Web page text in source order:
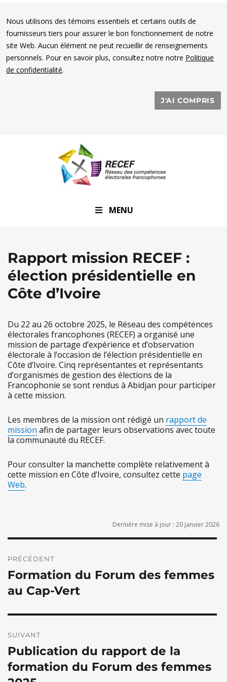
Nous utilisons des témoins essentiels et certains outils de
fournisseurs tiers pour assurer le bon fonctionnement de notre
site Web. Aucun élément ne peut recueillir de renseignements
personnels. Pour en savoir plus, consultez notre notre Politique
de confidentialité.
J'AI COMPRIS
Rapport mission RECEF :
élection présidentielle en
Côte d’Ivoire
Du 22 au 26 octobre 2025, le Réseau des compétences
électorales francophones (RECEF) a organisé une
mission de partage d’expérience et d’observation
électorale à l’occasion de l’élection présidentielle en
Côte d’Ivoire. Cinq représentantes et représentants
d’organismes de gestion des élections de la
Francophonie se sont rendus à Abidjan pour participer
à cette mission.
Les membres de la mission ont rédigé un rapport de
mission afin de partager leurs observations avec toute
la communauté du RECEF.
Pour consulter la manchette complète relativement à
cette mission en Côte d’Ivoire, consultez cette page
Web.
Dernière mise à jour : 20 janvier 2026
de
l’article
PRÉCÉDENT
Publication
précédente :
Formation du Forum des femmes
au Cap-Vert
SUIVANT
Publication
suivante :
Publication du rapport de la
formation du Forum des femmes
MENU